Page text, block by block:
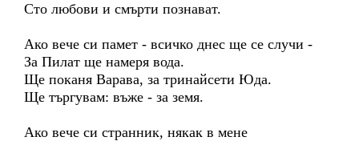
Сто любови и смърти познават.
Ако вече си памет - всичко днес ще се случи -
За Пилат ще намеря вода.
Ще поканя Варава, за тринайсети Юда.
Ще търгувам: въже - за земя.
Ако вече си странник, някак в мене